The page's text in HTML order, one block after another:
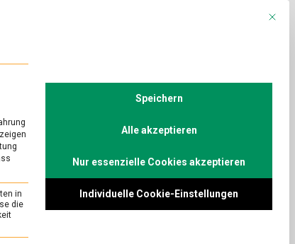
Mit
in
die
Speichern
Alle akzeptieren
Nur essenzielle Cookies akzeptieren
Individuelle Cookie-Einstellungen